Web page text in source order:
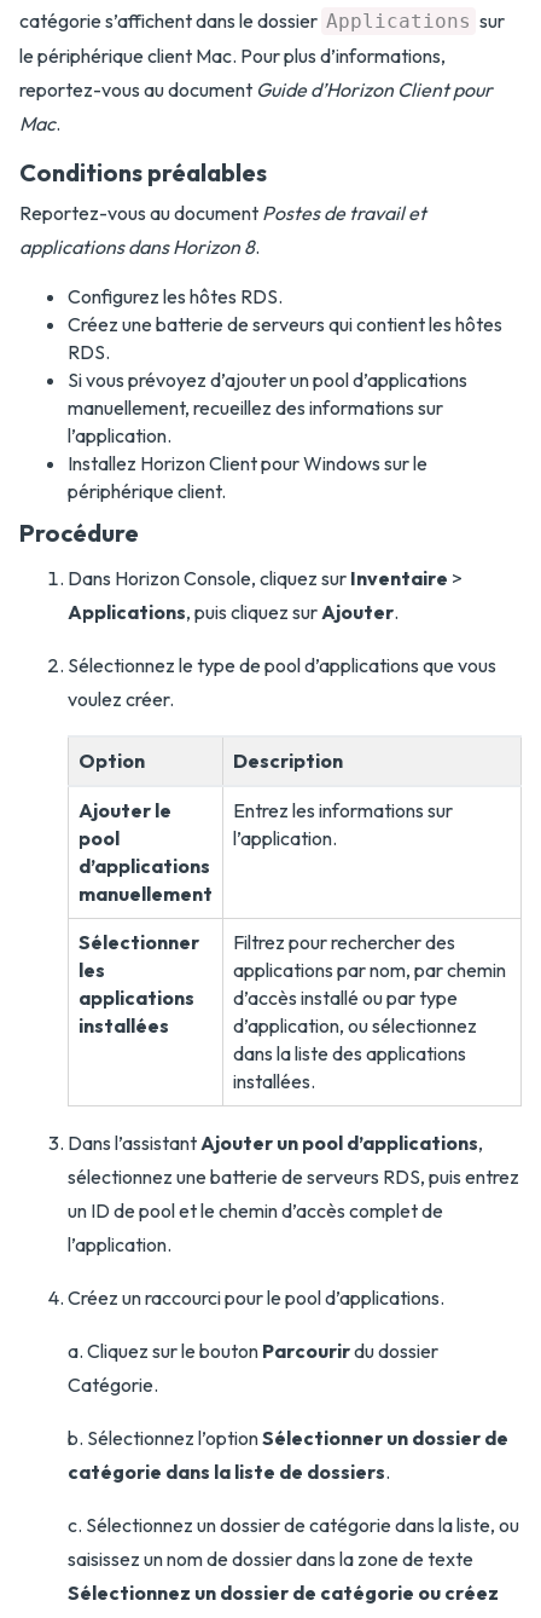
catégorie s’affichent dans le dossier Applications sur
le périphérique client Mac. Pour plus d’informations,
reportez-vous au document Guide d’Horizon Client pour
Mac.
Conditions préalables
Reportez-vous au document Postes de travail et
applications dans Horizon 8.
Configurez les hôtes RDS.
Créez une batterie de serveurs qui contient les hôtes
RDS.
Si vous prévoyez d’ajouter un pool d’applications
manuellement, recueillez des informations sur
l’application.
Installez Horizon Client pour Windows sur le
périphérique client.
Procédure
Dans Horizon Console, cliquez sur Inventaire >
Applications, puis cliquez surAjouter.
Sélectionnez le type de pool d’applications que vous
voulez créer.
Option Description
Ajouter le
pool
d’applications
manuellement
Entrez les informations sur
l’application.
Sélectionner
les
applications
installées
Filtrez pour rechercher des
applications par nom, par chemin
d’accès installé ou par type
d’application, ou sélectionnez
dans la liste des applications
installées.
Dans l’assistantAjouter un pool d’applications,
sélectionnez une batterie de serveurs RDS, puis entrez
un ID de pool et le chemin d’accès complet de
l’application.
Créez un raccourci pour le pool d’applications.
a. Cliquez sur le bouton Parcourirdu dossier
Catégorie.
b. Sélectionnez l’optionSélectionner un dossier de
catégorie dans la liste de dossiers.
c. Sélectionnez un dossier de catégorie dans la liste, ou
saisissez un nom de dossier dans la zone de texte
Sélectionnez un dossier de catégorie ou créez